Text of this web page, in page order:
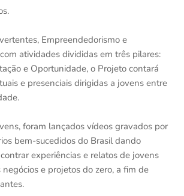
Empreendedorismo e
atividades divididas em três pilares:
e Oportunidade, o Projeto contará
e presenciais dirigidas a jovens entre
foram lançados vídeos gravados por
bem-sucedidos do Brasil dando
experiências e relatos de jovens
e projetos do zero, a fim de